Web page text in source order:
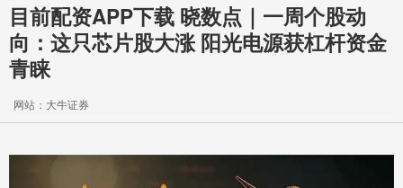
目前配资APP下载 晓数点｜一周个股动
向：这只芯片股大涨 阳光电源获杠杆资金
青睐
网站：大牛证券